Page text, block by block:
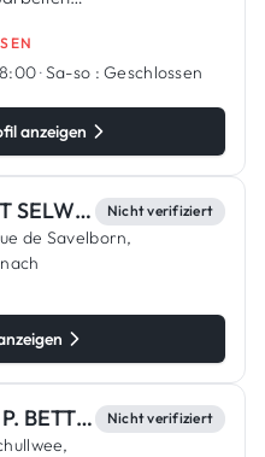
2010 gegründet wurde und
·Sa-so : Geschlossen
anzeigen
B.E.S. - BAU ET SELWER Nicht verifiziert
de Savelborn,
RENOVATION P. BETTENDORF Nicht verifiziert